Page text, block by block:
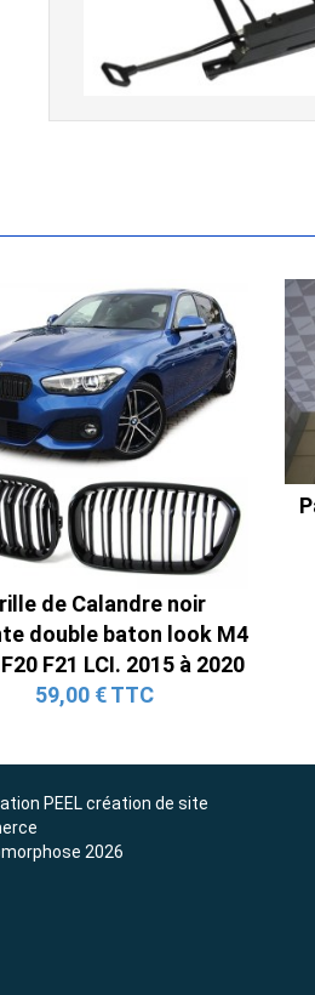
Ligne Cat-Back
avec Tube en H pour
GT & V6 (2015-
2 690,00 €
Console de siège
BMW Série 3 E46
de Calandre noir
double baton look M4
F21 LCI. 2015 à 2020
59,00 € TTC
PEEL création de site
2026